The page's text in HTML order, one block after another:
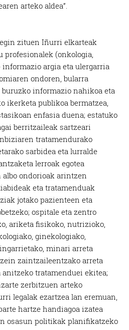
arteko aldea”.
zituen Iñurri elkarteak
profesionalek (onkologia,
argia eta ulergarria
ondoren, bularra
informazio nahikoa eta
ikerketa publikoa bermatzea,
enfasia duena; estatuko
berritzaileak sartzeari
tratamendurako
sarbidea eta lurralde
lerroak egotea
ondorioak arintzen
eta tratamenduak
jotako pazienteen eta
ospitale eta zentro
ariketa fisikoko, nutrizioko,
ginekologiako,
minari arreta
zaintzaileentzako arreta
tratamenduei ekitea;
zerbitzuen arteko
legalak ezartzea lan eremuan,
hartze handiagoa izatea
osasun politikak planifikatzeko